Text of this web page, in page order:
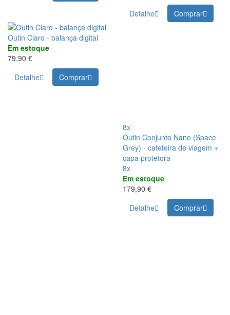
Detalhe
Comprar
Outin Claro - balança digital
Em estoque
79,90 €
Detalhe
Comprar
8x
Outin Conjunto Nano (Space
Grey) - cafeteira de viagem +
capa protetora
8x
Em estoque
179,90 €
Detalhe
Comprar